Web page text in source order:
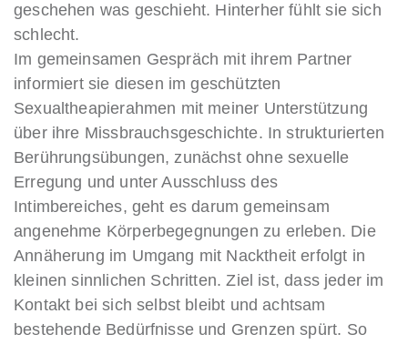
geschehen was geschieht. Hinterher fühlt sie sich
schlecht.
Im gemeinsamen Gespräch mit ihrem Partner
informiert sie diesen im geschützten
Sexualtheapierahmen mit meiner Unterstützung
über ihre Missbrauchsgeschichte. In strukturierten
Berührungsübungen, zunächst ohne sexuelle
Erregung und unter Ausschluss des
Intimbereiches, geht es darum gemeinsam
angenehme Körperbegegnungen zu erleben. Die
Annäherung im Umgang mit Nacktheit erfolgt in
kleinen sinnlichen Schritten. Ziel ist, dass jeder im
Kontakt bei sich selbst bleibt und achtsam
bestehende Bedürfnisse und Grenzen spürt. So